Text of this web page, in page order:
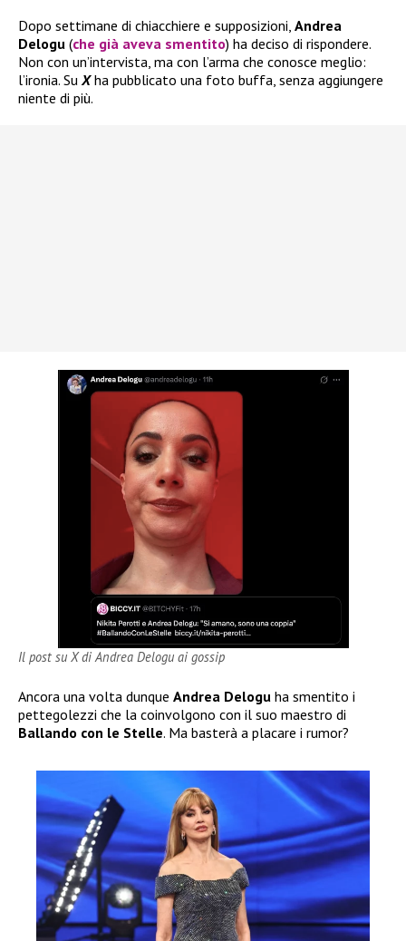
Dopo settimane di chiacchiere e supposizioni, Andrea
Delogu (che già aveva smentito) ha deciso di rispondere.
Non con un’intervista, ma con l’arma che conosce meglio:
l’ironia. SuXha pubblicato una foto buffa, senza aggiungere
niente di più.
Il post su X di Andrea Delogu ai gossip
Ancora una volta dunque Andrea Delogu ha smentito i
pettegolezzi che la coinvolgono con il suo maestro di
Ballando con le Stelle. Ma basterà a placare i rumor?